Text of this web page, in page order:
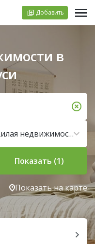
Добавить
в
Жилая недвижимость
Показать (1)
Показать на карте